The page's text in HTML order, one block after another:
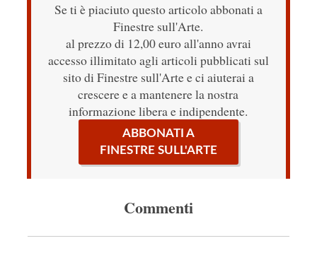
Se ti è piaciuto questo articolo abbonati a
Finestre sull'Arte.
al prezzo di 12,00 euro all'anno avrai
accesso illimitato agli articoli pubblicati sul
sito di Finestre sull'Arte e ci aiuterai a
crescere e a mantenere la nostra
informazione libera e indipendente.
ABBONATI A
FINESTRE SULL'ARTE
Commenti